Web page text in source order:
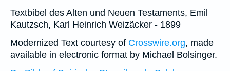
Textbibel des Alten und Neuen Testaments, Emil
Kautzsch, Karl Heinrich Weizäcker - 1899
Modernized Text courtesy of Crosswire.org, made
available in electronic format by Michael Bolsinger.